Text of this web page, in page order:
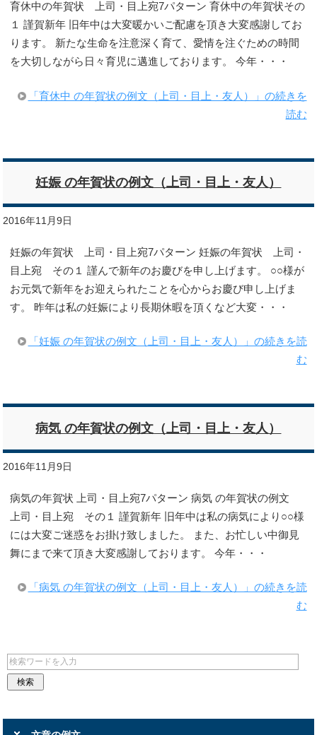
育休中の年賀状 上司・目上宛7パターン 育休中の年賀状その
１ 謹賀新年 旧年中は大変暖かいご配慮を頂き大変感謝してお
ります。 新たな生命を注意深く育て、愛情を注ぐための時間
を大切しながら日々育児に邁進しております。 今年・・・
「育休中 の年賀状の例文（上司・目上・友人）」の続きを
読む
妊娠 の年賀状の例文（上司・目上・友人）
2016年11月9日
妊娠の年賀状 上司・目上宛7パターン 妊娠の年賀状 上司・
目上宛 その１ 謹んで新年のお慶びを申し上げます。 ○○様が
お元気で新年をお迎えられたことを心からお慶び申し上げま
す。 昨年は私の妊娠により長期休暇を頂くなど大変・・・
「妊娠 の年賀状の例文（上司・目上・友人）」の続きを読
む
病気 の年賀状の例文（上司・目上・友人）
2016年11月9日
病気の年賀状 上司・目上宛7パターン 病気 の年賀状の例文
上司・目上宛 その１ 謹賀新年 旧年中は私の病気により○○様
には大変ご迷惑をお掛け致しました。 また、お忙しい中御見
舞にまで来て頂き大変感謝しております。 今年・・・
「病気 の年賀状の例文（上司・目上・友人）」の続きを読
む